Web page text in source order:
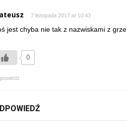
7 listopada 2017 at 10:43
jest chyba nie tak z nazwiskami z
0